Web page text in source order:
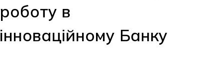
роботу в
інноваційному Банку